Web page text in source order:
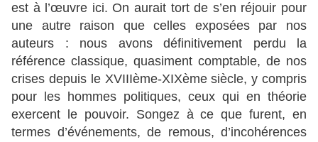
est à l’œuvre ici. On aurait tort de s’en réjouir pour
une autre raison que celles exposées par nos
auteurs : nous avons définitivement perdu la
référence classique, quasiment comptable, de nos
crises depuis le XVIIIème-XIXème siècle, y compris
pour les hommes politiques, ceux qui en théorie
exercent le pouvoir. Songez à ce que furent, en
termes d’événements, de remous, d’incohérences